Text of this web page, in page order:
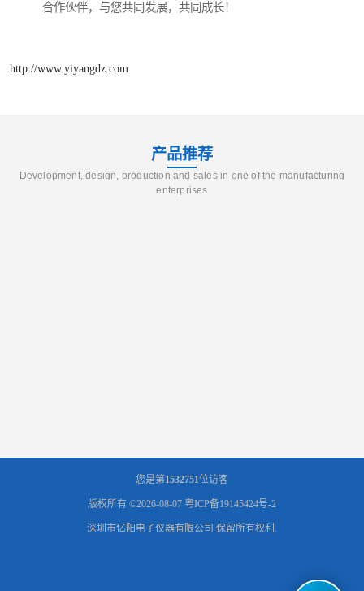
合作伙伴，与您共同发展，共同成长！
http://www.yiyangdz.com
产品推荐
Development, design, production and sales in one of the manufacturing
enterprises
您是第1532751位访客
版权所有 ©2026-08-07 粤ICP备19145424号-2
深圳市亿阳电子仪器有限公司 保留所有权利.